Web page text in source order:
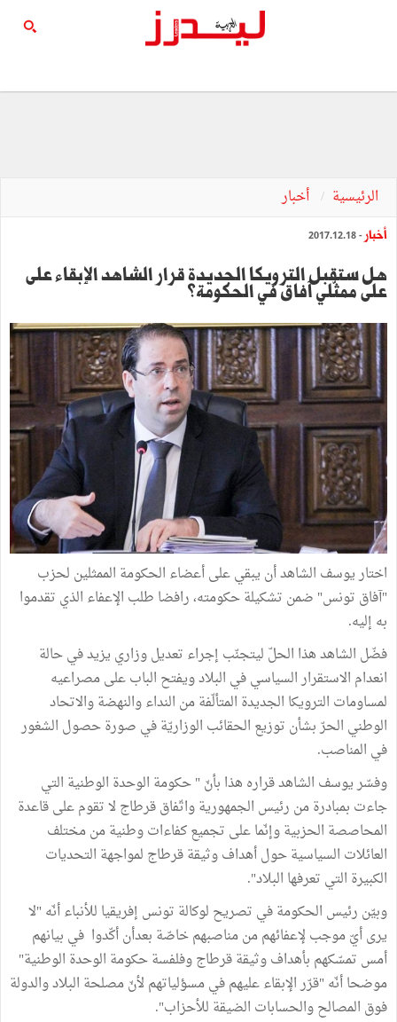
الرئيسية أخبار
أخبار - 2017.12.18
هل ستقبل الترويكا الجديدة قرار الشاهد الإبقاء على
على ممثّلي آفاق في الحكومة؟
اختار يوسف الشاهد أن يبقي على أعضاء الحكومة الممثلين لحزب
"آفاق تونس" ضمن تشكيلة حكومته، رافضا طلب الإعفاء الذي تقدموا
به إليه.
فضّل الشاهد هذا الحلّ ليتجنّب إجراء تعديل وزاري يزيد في حالة
انعدام الاستقرار السياسي في البلاد ويفتح الباب على مصراعيه
لمساومات الترويكا الجديدة المتألّفة من النداء والنهضة والاتحاد
الوطني الحرّ بشأن توزيع الحقائب الوزاريّة في صورة حصول الشغور
في المناصب.
وفسّر يوسف الشاهد قراره هذا بأنّ " حكومة الوحدة الوطنية التي
جاءت بمبادرة من رئيس الجمهورية واتّفاق قرطاج لا تقوم على قاعدة
المحاصصة الحزبية وإنّما على تجميع كفاءات وطنية من مختلف
العائلات السياسية حول أهداف وثيقة قرطاج لمواجهة التحديات
الكبيرة التي تعرفها البلاد".
وبيّن رئيس الحكومة في تصريح لوكالة تونس إفريقيا للأنباء أنّه "لا
يرى أيّ موجب لإعفائهم من مناصبهم خاصّة بعدأن أكّدوا في بيانهم
أمس تمسّكهم بأهداف وثيقة قرطاج وفلفسة حكومة الوحدة الوطنية"
موضحا أنّه "قرّر الإبقاء عليهم في مسؤلياتهم لأنّ مصلحة البلاد والدولة
فوق المصالح والحسابات الضيقة للأحزاب".